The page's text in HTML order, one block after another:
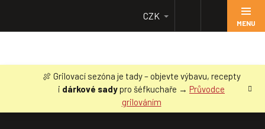
obsah
🍖 Grilovací sezóna je tady – objevte výbavu, recepty
i dárkové sadypro šéfkuchaře → Průvodce
grilováním
CZK